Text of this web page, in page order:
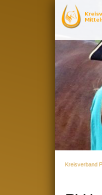
Kreisverband